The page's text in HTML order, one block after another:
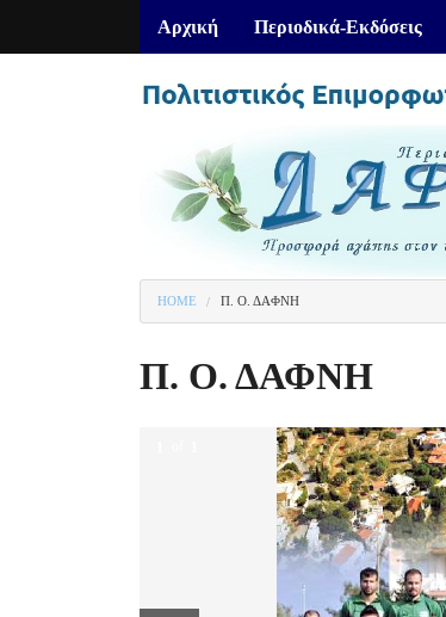
Αρχική Περιοδικά-Εκδόσεις
You are here
HOME Π. Ο. ΔΑΦΝΗ
Π. Ο. ΔΑΦΝΗ